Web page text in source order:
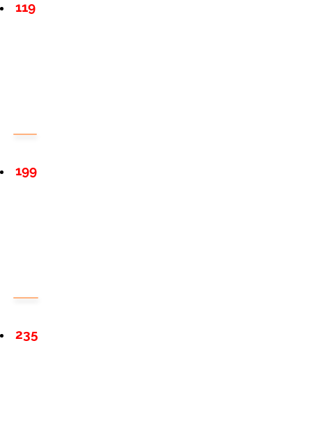
119
199
235